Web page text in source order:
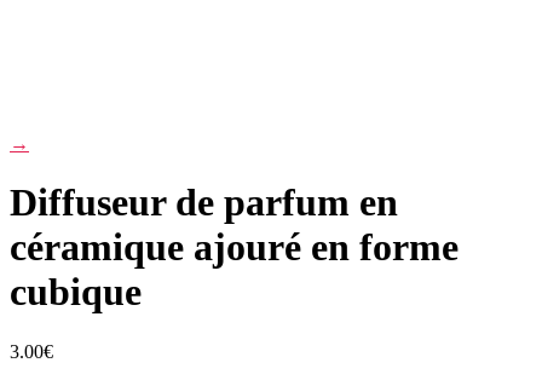
→
Diffuseur de parfum en
céramique ajouré en forme
cubique
3.00€